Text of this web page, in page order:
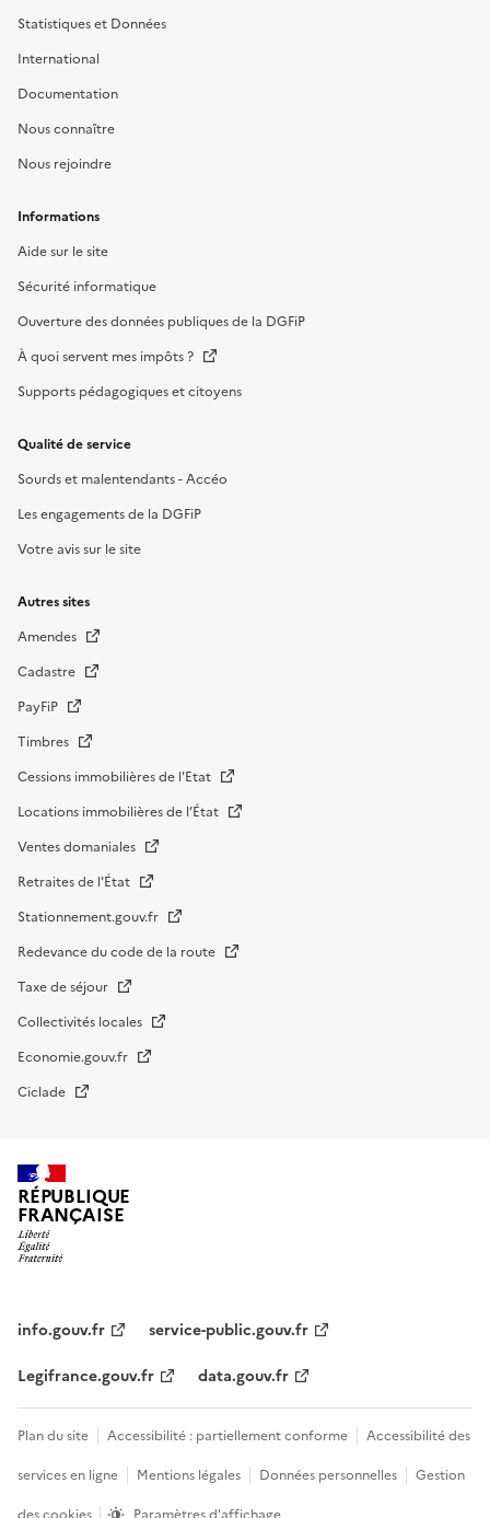
Statistiques et Données
International
Documentation
Nous connaître
Nous rejoindre
Informations
Aide sur le site
Sécurité informatique
Ouverture des données publiques de la DGFiP
À quoi servent mes impôts ?
Supports pédagogiques et citoyens
Qualité de service
Sourds et malentendants - Accéo
Les engagements de la DGFiP
Votre avis sur le site
Autres sites
Amendes
Cadastre
PayFiP
Timbres
Cessions immobilières de l'Etat
Locations immobilières de l’État
Ventes domaniales
Retraites de l'État
Stationnement.gouv.fr
Redevance du code de la route
Taxe de séjour
Collectivités locales
Economie.gouv.fr
Ciclade
RÉPUBLIQUE
FRANÇAISE
institutionnel
info.gouv.fr
service-public.gouv.fr
Legifrance.gouv.fr
data.gouv.fr
Menu
Plan du site Accessibilité : partiellement conforme
Accessibilité des
services en ligne
Mentions légales Données personnelles
Gestion